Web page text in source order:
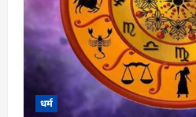
धर्म